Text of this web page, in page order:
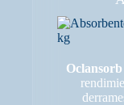
Oclansorb